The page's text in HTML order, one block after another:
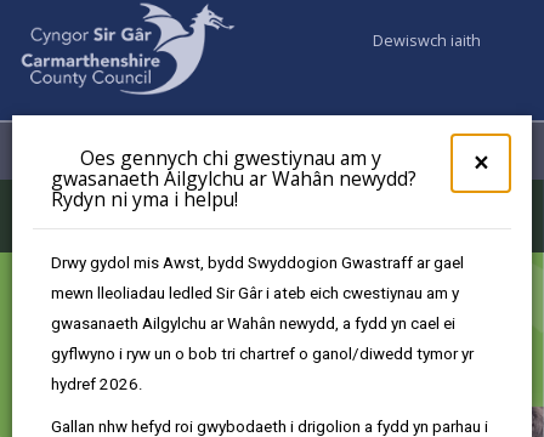
×
Oes gennych chi gwestiynau am y
gwasanaeth Ailgylchu ar Wahân newydd?
Rydyn ni yma i helpu!
Drwy gydol mis Awst, bydd Swyddogion Gwastraff ar gael
mewn lleoliadau ledled Sir Gâr i ateb eich cwestiynau am y
gwasanaeth Ailgylchu ar Wahân newydd, a fydd yn cael ei
gyflwyno i ryw un o bob tri chartref o ganol/diwedd tymor yr
hydref 2026.
Gallan nhw hefyd roi gwybodaeth i drigolion a fydd yn parhau i
Dewiswch iaith
Dewislen
Addysg yn Eto